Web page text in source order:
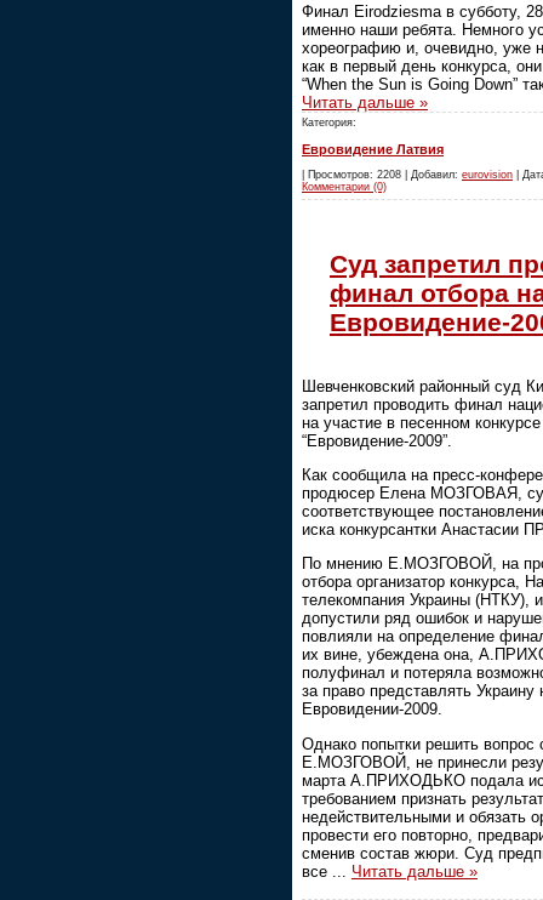
Финал Eirodziesma в субботу,
именно наши ребята. Немного
хореографию и, очевидно, уже
как в первый день конкурса,
“When the Sun is Going Down”
Читать дальше »
Категория:
Евровидение Латвия
| Просмотров: 2208 | Добавил: eurovision |
Комментарии (0)
Суд запретил
финал отбора
Евровидение-
Шевченковский районный суд
запретил проводить финал
на участие в песенном конкурсе
“Евровидение-2009”.
Как сообщила на пресс-
продюсер Елена МОЗГОВАЯ,
соответствующее
иска конкурсантки Анастасии
По мнению Е.МОЗГОВОЙ, на
отбора организатор конкурса,
телекомпания Украины (НТКУ),
допустили ряд ошибок и
повлияли на определение
их вине, убеждена она,
полуфинал и потеряла
за право представлять Украину
Евровидении-2009.
Однако попытки решить
Е.МОЗГОВОЙ, не принесли
марта А.ПРИХОДЬКО подала
требованием признать
недействительными и обязать
провести его повторно,
сменив состав жюри. Суд
все
Читать дальше »